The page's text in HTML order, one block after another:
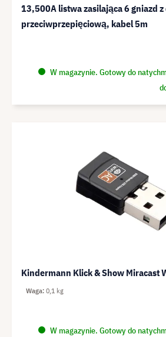
13,500A listwa zasilająca 6 gniazd
przeciwprzepięciową, kabel 5m
W magazynie. Gotowy do
Kindermann Klick & Show Miracast
W magazynie. Gotowy do
Waga 0,1 kg